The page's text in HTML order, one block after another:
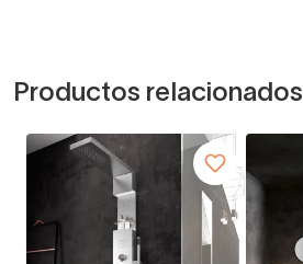
Productos relacionados